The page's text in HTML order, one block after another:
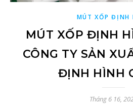
MÚT XỐP ĐỊNH
MÚT XỐP ĐỊNH
CÔNG TY SẢN
ĐỊNH HÌNH
Tháng 6 16,